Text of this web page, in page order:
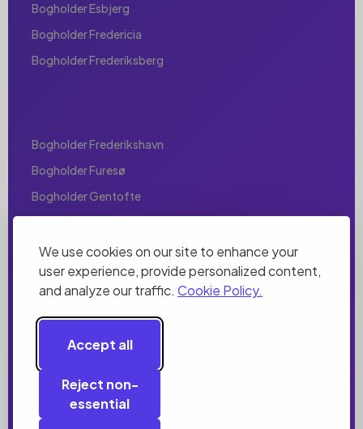
We use cookies on our site to enhance your
user experience, provide personalized content,
and analyze our traffic. Cookie Policy.
Accept all
Reject non-
essential
Bogholder Esbjerg
Bogholder Fredericia
Bogholder Frederiksberg
Bogholder Frederikshavn
Bogholder Furesø
Bogholder Gentofte
Bogholder Glostrup
Bogholder Greve
Bogholder Helsingør
Bogholder Herlev
Bogholder Herning
Bogholder Hillerød
Bogholder Hjørring